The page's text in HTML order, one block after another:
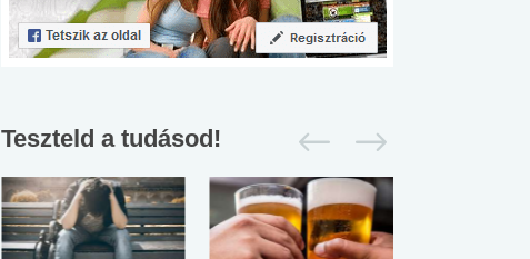
Teszteld a tudásod!